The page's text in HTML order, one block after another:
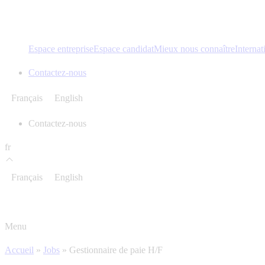
Espace entrepriseEspace candidatMieux nous connaître
Contactez-nous
Français English
Contactez-nous
fr
Français English
Menu
Accueil » Jobs » Gestionnaire de paie H/F